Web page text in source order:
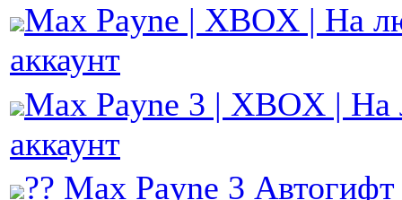
Max Payne | XBOX | На
аккаунт
Max Payne 3 | XBOX |
аккаунт
?? Max Payne 3